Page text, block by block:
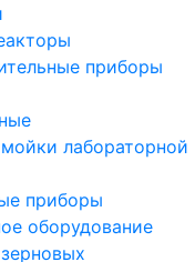
приборы
лабораторной
приборы
оборудование